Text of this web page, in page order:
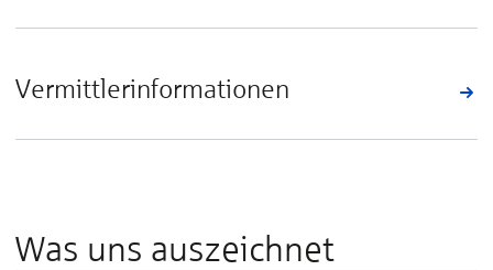
Vermittlerinformationen
Was uns auszeichnet